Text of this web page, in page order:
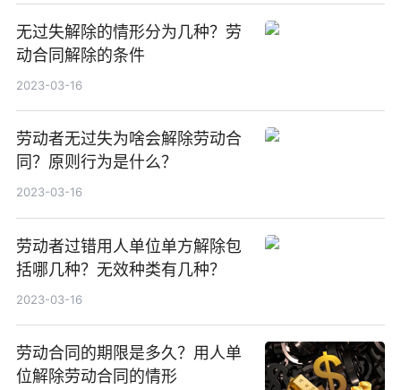
无过失解除的情形分为几种？劳
动合同解除的条件
2023-03-16
劳动者无过失为啥会解除劳动合
同？原则行为是什么？
2023-03-16
劳动者过错用人单位单方解除包
括哪几种？无效种类有几种？
2023-03-16
劳动合同的期限是多久？用人单
位解除劳动合同的情形